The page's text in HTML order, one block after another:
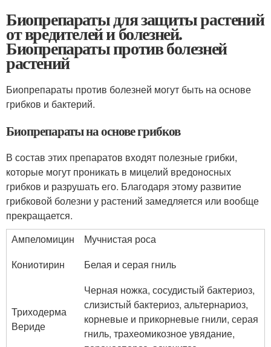
Биопрепараты для защиты растений
от вредителей и болезней.
Биопрепараты против болезней
растений
Биопрепараты против болезней могут быть на основе
грибков и бактерий.
Биопрепараты на основе грибков
В состав этих препаратов входят полезные грибки,
которые могут проникать в мицелий вредоносных
грибков и разрушать его. Благодаря этому развитие
грибковой болезни у растений замедляется или вообще
прекращается.
Ампеломицин
Мучнистая роса
Кониотирин
Белая и серая гниль
Триходерма
Вериде
Черная ножка, сосудистый бактериоз,
слизистый бактериоз, альтернариоз,
корневые и прикорневые гнили, серая
гниль, трахеомикозное увядание,